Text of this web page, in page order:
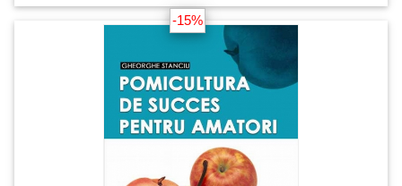
-15%